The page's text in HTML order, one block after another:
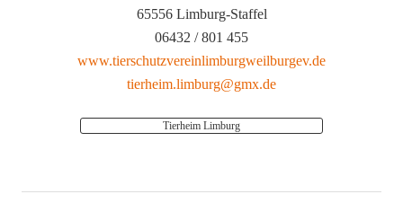
65556 Limburg-Staffel
06432 / 801 455
www.tierschutzvereinlimburgweilburgev.de
tierheim.limburg@gmx.de
Tierheim Limburg